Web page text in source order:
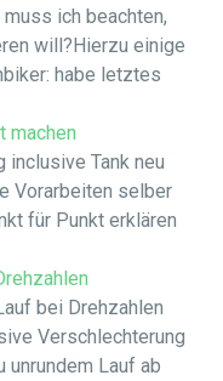
ich beachten,
will?Hierzu einige
habe letztes
machen
inclusive Tank neu
Vorarbeiten selber
für Punkt erklären
bei Drehzahlen
Verschlechterung
Lauf ab